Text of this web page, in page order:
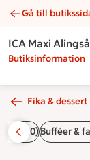
Kladdkaka med
Gå till
ICA Maxi
Butiksinformation
Fika & dessert
Bröd (20)Bufféer &